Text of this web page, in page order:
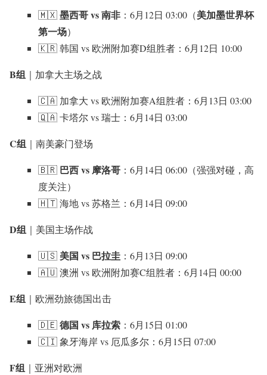
🇲🇽墨西哥 vs 南非 ：6月12日 03:00（美加墨世界杯
第一场）
🇰🇷 韩国 vs 欧洲附加赛D组胜者：6月12日 10:00
B组 ｜加拿大主场之战
🇨🇦 加拿大 vs 欧洲附加赛A组胜者：6月13日 03:00
🇶🇦 卡塔尔 vs 瑞士：6月14日 03:00
C组 ｜南美豪门登场
🇧🇷 巴西 vs 摩洛哥 ：6月14日 06:00（强强对碰，高
度关注）
🇭🇹 海地 vs 苏格兰：6月14日 09:00
D组 ｜美国主场作战
🇺🇸 美国 vs 巴拉圭 ：6月13日 09:00
🇦🇺 澳洲 vs 欧洲附加赛C组胜者：6月14日 00:00
E组 ｜欧洲劲旅德国出击
🇩🇪德国 vs 库拉索 ：6月15日 01:00
🇨🇮 象牙海岸 vs 厄瓜多尔：6月15日 07:00
F组 ｜亚洲对欧洲